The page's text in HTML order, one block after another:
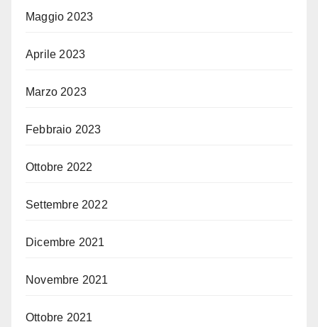
Maggio 2023
Aprile 2023
Marzo 2023
Febbraio 2023
Ottobre 2022
Settembre 2022
Dicembre 2021
Novembre 2021
Ottobre 2021